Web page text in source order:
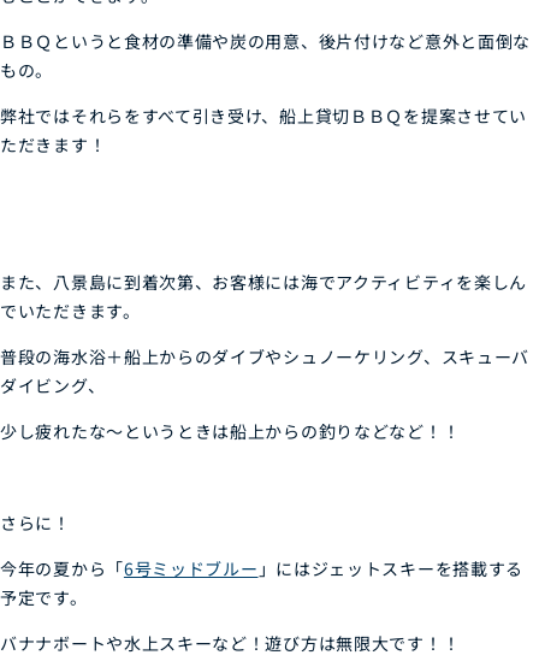
ＢＢＱというと食材の準備や炭の用意、後片付けなど意外と面倒な
もの。
弊社ではそれらをすべて引き受け、船上貸切ＢＢＱを提案させてい
ただきます！
また、八景島に到着次第、お客様には海でアクティビティを楽しん
でいただきます。
普段の海水浴＋船上からのダイブやシュノーケリング、スキューバ
ダイビング、
少し疲れたな～というときは船上からの釣りなどなど！！
さらに！
今年の夏から「6号ミッドブルー 」にはジェットスキーを搭載する
予定です。
バナナボートや水上スキーなど！遊び方は無限大です！！